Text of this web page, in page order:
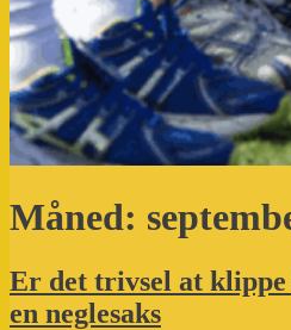
Måned:
Er det trivsel at klippe
en neglesaks